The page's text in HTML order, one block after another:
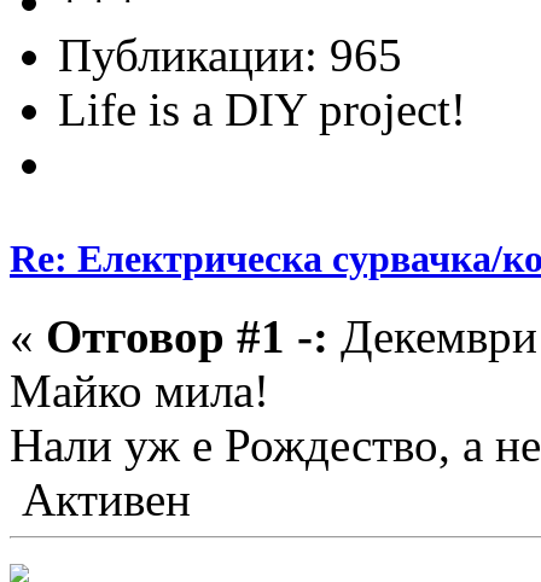
Публикации: 965
Life is a DIY project!
Re: Електрическа сурвачка/
« Отговор #1 -:
Майко мила!
Нали уж е Рождество, а
Активен